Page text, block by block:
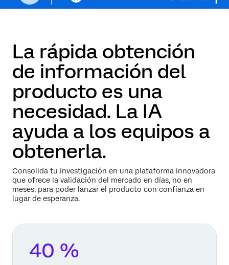
La rápida obtención
de información del
producto es una
necesidad. La IA
ayuda a los equipos a
obtenerla.
Consolida tu investigación en una plataforma innovadora
que ofrece la validación del mercado en días, no en
meses, para poder lanzar el producto con confianza en
lugar de esperanza.
40 %